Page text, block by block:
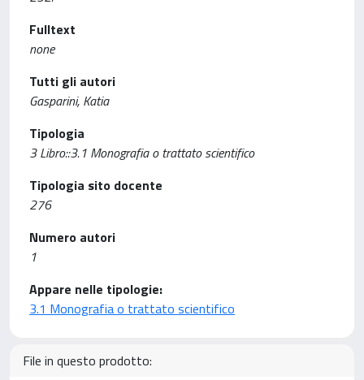
Fulltext
none
Tutti gli autori
Gasparini, Katia
Tipologia
3 Libro::3.1 Monografia o trattato scientifico
Tipologia sito docente
276
Numero autori
1
Appare nelle tipologie:
3.1 Monografia o trattato scientifico
File in questo prodotto: